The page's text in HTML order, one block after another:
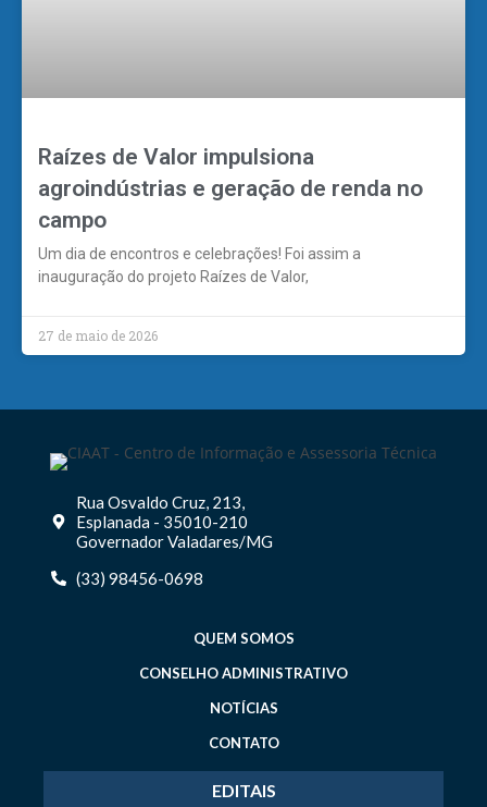
Raízes de Valor impulsiona
agroindústrias e geração de renda no
campo
Um dia de encontros e celebrações! Foi assim a
inauguração do projeto Raízes de Valor,
27 de maio de 2026
Rua Osvaldo Cruz, 213,
Esplanada - 35010-210
Governador Valadares/MG
(33) 98456-0698
QUEM SOMOS
CONSELHO ADMINISTRATIVO
NOTÍCIAS
CONTATO
EDITAIS